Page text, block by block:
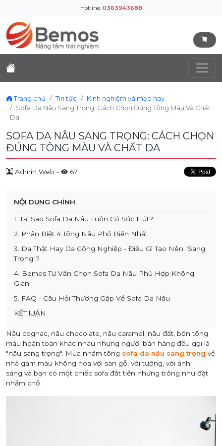
Hotline: 0363943688
Trang chủ Tin tức
Kinh nghiệm và mẹo hay
Sofa Da Nâu Sang Trọng: Cách Chọn Đúng Tông Màu Và Chất
Da
SOFA DA NÂU SANG TRỌNG: CÁCH CHỌN
ĐÚNG TÔNG MÀU VÀ CHẤT DA
Admin Web - 67
NỘI DUNG CHÍNH
1. Tại Sao Sofa Da Nâu Luôn Có Sức Hút?
2. Phân Biệt 4 Tông Nâu Phổ Biến Nhất
3. Da Thật Hay Da Công Nghiệp - Điều Gì Tạo Nên "Sang
Trọng"?
4. Bemos Tư Vấn Chọn Sofa Da Nâu Phù Hợp Không
Gian
5. FAQ - Câu Hỏi Thường Gặp Về Sofa Da Nâu
KẾT lUẬN
Nâu cognac, nâu chocolate, nâu caramel, nâu đất, bốn tông
màu hoàn toàn khác nhau nhưng người bán hàng đều gọi là
"nâu sang trọng". Mua nhầm tông sofa da nâu sang trọng về
nhà gam màu không hòa với sàn gỗ, với tường, với ánh
sáng và bạn có một chiếc sofa đắt tiền nhưng trông như đặt
nhầm chỗ.